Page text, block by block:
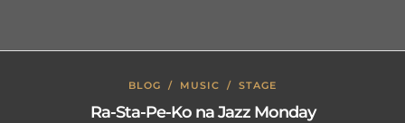
BLOG / MUSIC / STAGE
Ra-Sta-Pe-Ko na Jazz Monday